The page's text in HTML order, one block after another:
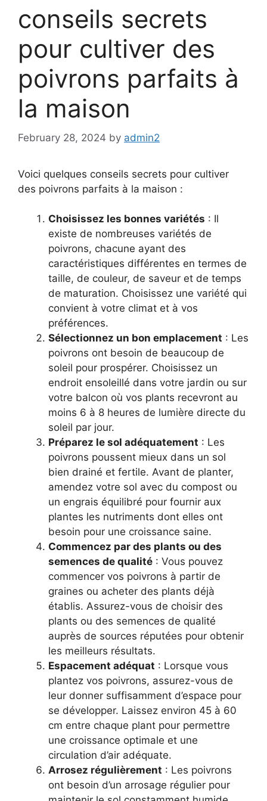
conseils secrets
pour cultiver des
poivrons parfaits à
la maison
February 28, 2024 by admin2
Voici quelques conseils secrets pour cultiver
des poivrons parfaits à la maison :
Choisissez les bonnes variétés : Il
existe de nombreuses variétés de
poivrons, chacune ayant des
caractéristiques différentes en termes de
taille, de couleur, de saveur et de temps
de maturation. Choisissez une variété qui
convient à votre climat et à vos
préférences.
Sélectionnez un bon emplacement : Les
poivrons ont besoin de beaucoup de
soleil pour prospérer. Choisissez un
endroit ensoleillé dans votre jardin ou sur
votre balcon où vos plants recevront au
moins 6 à 8 heures de lumière directe du
soleil par jour.
Préparez le sol adéquatement : Les
poivrons poussent mieux dans un sol
bien drainé et fertile. Avant de planter,
amendez votre sol avec du compost ou
un engrais équilibré pour fournir aux
plantes les nutriments dont elles ont
besoin pour une croissance saine.
Commencez par des plants ou des
semences de qualité : Vous pouvez
commencer vos poivrons à partir de
graines ou acheter des plants déjà
établis. Assurez-vous de choisir des
plants ou des semences de qualité
auprès de sources réputées pour obtenir
les meilleurs résultats.
Espacement adéquat : Lorsque vous
plantez vos poivrons, assurez-vous de
leur donner suffisamment d’espace pour
se développer. Laissez environ 45 à 60
cm entre chaque plant pour permettre
une croissance optimale et une
circulation d’air adéquate.
Arrosez régulièrement : Les poivrons
ont besoin d’un arrosage régulier pour